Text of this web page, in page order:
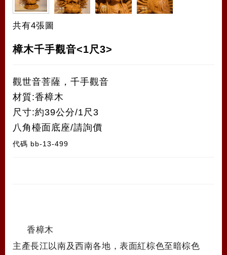
共有4張圖
樟木千手觀音<1尺3>
觀世音菩薩，千手觀音
材質:香樟木
尺寸:約39公分/1尺3
八角檯面底座/請詢價
代碼 bb-13-499
香樟木
主產長江以南及西南各地，表面紅棕色至暗棕色